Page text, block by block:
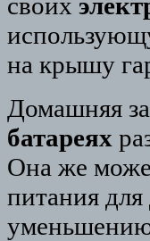
на крышу
Домашняя
батареях
Она же
питания
уменьшению